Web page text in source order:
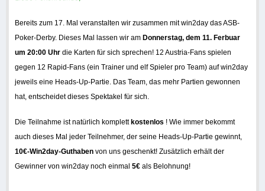
Bereits zum 17. Mal veranstalten wir zusammen mit win2day das ASB-
Poker-Derby. Dieses Mal lassen wir am Donnerstag, dem 11. Ferbuar
um 20:00 Uhr die Karten für sich sprechen! 12 Austria-Fans spielen
gegen 12 Rapid-Fans (ein Trainer und elf Spieler pro Team) auf win2day
jeweils eine Heads-Up-Partie. Das Team, das mehr Partien gewonnen
hat, entscheidet dieses Spektakel für sich.
Die Teilnahme ist natürlich komplett kostenlos ! Wie immer bekommt
auch dieses Mal jeder Teilnehmer, der seine Heads-Up-Partie gewinnt,
10€-Win2day-Guthaben von uns geschenkt! Zusätzlich erhält der
Gewinner von win2day noch einmal 5€ als Belohnung!